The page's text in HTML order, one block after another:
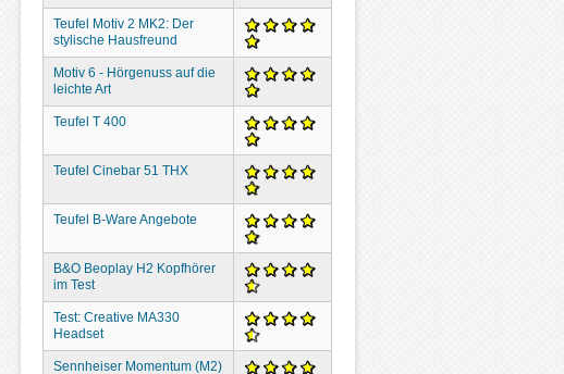
Teufel Motiv 2 MK2: Der
stylische Hausfreund
Motiv 6 - Hörgenuss auf die
leichte Art
Teufel T 400
Teufel Cinebar 51 THX
Teufel B-Ware Angebote
B&O Beoplay H2 Kopfhörer
im Test
Test: Creative MA330
Headset
Sennheiser Momentum (M2)